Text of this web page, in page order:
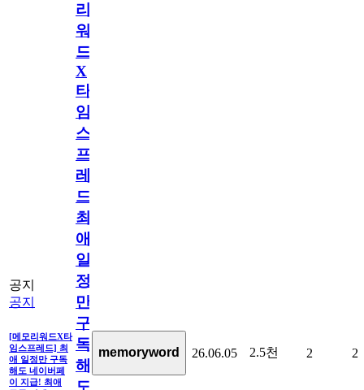
공지
공지
[메모리워드X타
임스프레드] 최
애 일정만 구독
해도 네이버페
이 지급! 최애
리
워
드
X
타
임
스
프
레
드]
최
애
일
정
만
구
독
해
memoryword 26.06.05 2.5천 2 2